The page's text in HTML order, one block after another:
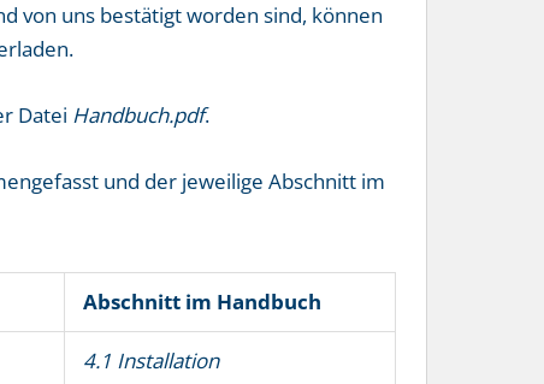
von uns bestätigt worden sind, können
Datei Handbuch.pdf.
und der jeweilige Abschnitt im
Abschnitt im Handbuch
4.1 Installation